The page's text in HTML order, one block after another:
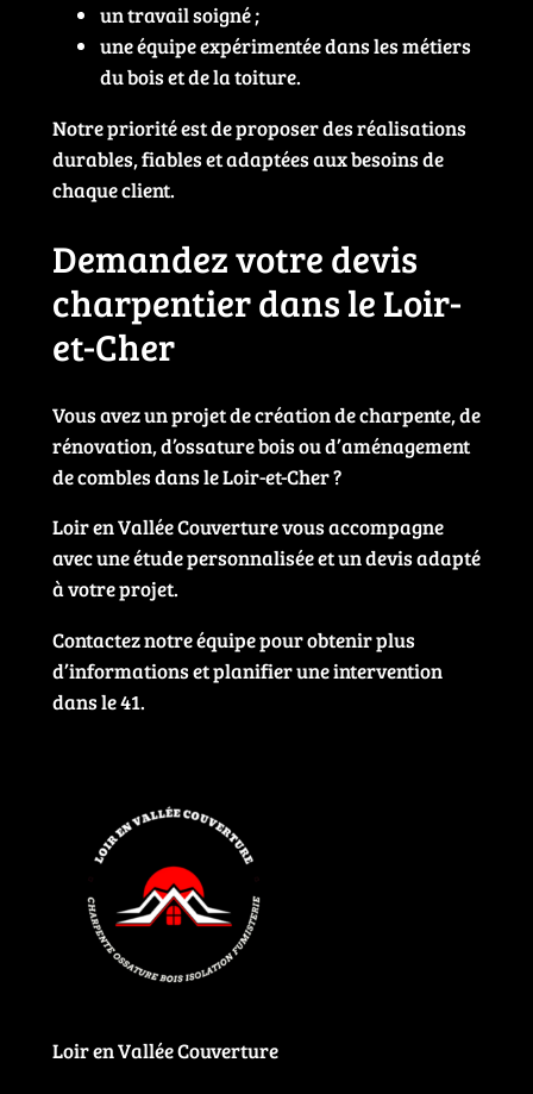
un travail soigné ;
une équipe expérimentée dans les métiers
du bois et de la toiture.
Notre priorité est de proposer des réalisations
durables, fiables et adaptées aux besoins de
chaque client.
Demandez votre devis
charpentier dans le Loir-
et-Cher
Vous avez un projet de création de charpente, de
rénovation, d’ossature bois ou d’aménagement
de combles dans le Loir-et-Cher ?
Loir en Vallée Couverture vous accompagne
avec une étude personnalisée et un devis adapté
à votre projet.
Contactez notre équipe pour obtenir plus
d’informations et planifier une intervention
dans le 41.
Loir en Vallée Couverture